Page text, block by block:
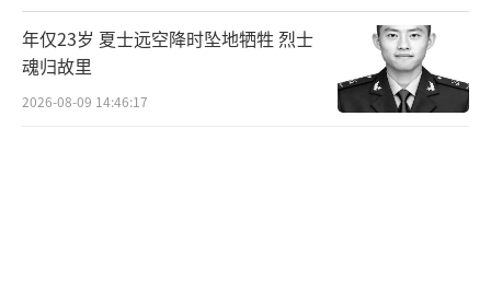
年仅23岁 夏士远空降时坠地牺牲 烈士
魂归故里
2026-08-09 14:46:17